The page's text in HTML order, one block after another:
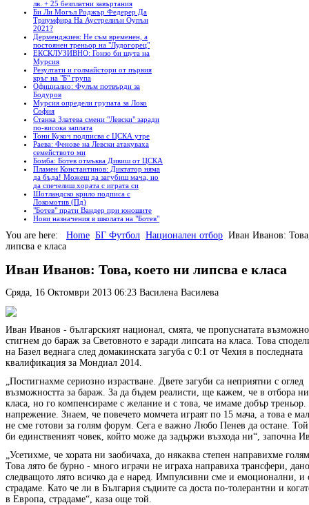
лв. + 25 безплатни завъртания
Би Ли Могъл Роджър Федерер Да
Триумфира На Аустрелиън Оупън
2021?
Дерменджиев: Не съм временен, а
постоянен треньор на "Лудогорец"
ЕКСКЛУЗИВНО: Гонзо би шута на
Мурсия
Резултати и голмайстори от първия
кръг на "Б" група
Официално: Фулъм потвърди за
Бодуров
Мурсия определи групата за Локо
София
Станка Златева смени "Левски" заради
по-висока заплата
Тони Кукоч подписва с ЦСКА утре
Раева: Фенове на Левски атакуваха
семейството ми
Бомба: Ботев отмъква Дивиш от ЦСКА
Пламен Константинов: Диктатор няма
да бъда! Можеш да загубиш мача, но
да спечелиш хората с играта си
Шотландско крило подписа с
Локомотив (Пд)
"Ботев" прати Вандер при юношите
Нови назначения в школата на "Ботев"
You are here: Home БГ Футбол Национален отбор Иван Иванов:
липсва е класа
Иван Иванов: Това, което ни липсва е класа
Сряда, 16 Октомври 2013 06:23 Василена Василева
Иван Иванов - българският национал, смята, че пропуснатата
стигнем до бараж за Световното е заради липсата на класа. Това
на Базел веднага след домакинската загуба с 0:1 от Чехия в последната
квалификация за Мондиал 2014.
„Постигнахме сериозно израстване. Двете загуби са неприятни с оглед
възможността за бараж. За да бъдем реалисти, ще кажем, че в отбора
класа, но го компенсираме с желание и с това, че имаме добър
напрежение. Знаем, че повечето момчета играят по 15 мача, а това е
не сме готови за голям форум. Сега е важно Любо Пенев да остане.
би единственият човек, който може да задържи възхода ни“, започна
„Усетихме, че хората ни заобичаха, до някаква степен направихме
Това лято бе бурно - много играчи не играха направиха трансфери, дано
следващото лято всичко да е наред. Импулсивни сме и емоционални, и
страдаме. Като че ли в България съдиите са доста по-толерантни и
в Европа, страдаме“, каза още той.